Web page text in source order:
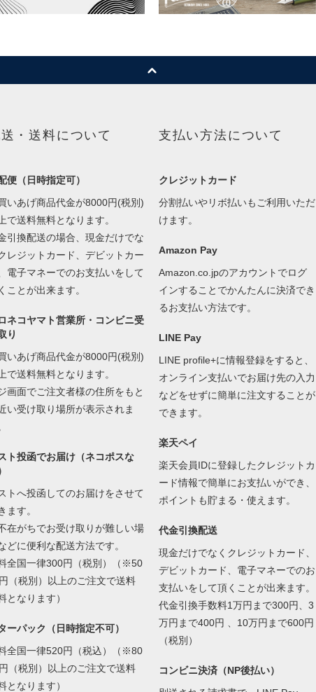
・送料について
便（日時指定可）
いあげ商品代金が8000円(税別)
で送料無料となります。
引換配送の場合、現金だけでな
レジットカード、デビットカー
電子マネーでのお支払いをして
ことが出来ます。
ネコヤマト営業所・コンビニ受
り
いあげ商品代金が8000円(税別)
で送料無料となります。
画面でご注文者様の住所をもと
い受け取り場所が表示されま
ト投函でお届け（ネコポスな
トへ投函してのお届けをさせて
ます。
在がちでお受け取りが難しい場
どに便利な配送方法です。
全国一律300円（税別）（※50
（税別）以上のご注文で送料
となります）
ーパック（日時指定不可）
全国一律520円（税込）（※80
（税別）以上のご注文で送料
となります）
支払い方法について
クレジットカード
分割払いやリボ払いもご利用いただ
けます。
Amazon Pay
Amazon.co.jpのアカウントでログ
インすることでかんたんに決済でき
るお支払い方法です。
LINE Pay
LINE profile+に情報登録をすると、
オンライン支払いでお届け先の入力
などをせずに簡単に注文することが
できます。
楽天ペイ
楽天会員IDに登録したクレジットカ
ード情報で簡単にお支払いができ、
ポイントも貯まる・使えます。
代金引換配送
現金だけでなくクレジットカード、
デビットカード、電子マネーでのお
支払いをして頂くことが出来ます。
代金引換手数料1万円まで300円、3
万円まで400円 、10万円まで600円
（税別）
コンビニ決済（NP後払い）